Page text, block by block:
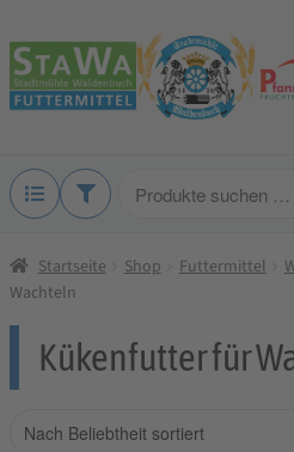
Zur
Navigation
springen
Zum
Inhalt
springen
Produkte
Startseite Shop Futtermittel
Wachteln
Kükenfutter für